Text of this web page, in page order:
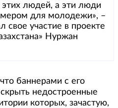
этих людей, а эти люди
для молодежи», –
свое участие в проекте
Нуржан
баннерами с его
недостроенные
которых, зачастую,